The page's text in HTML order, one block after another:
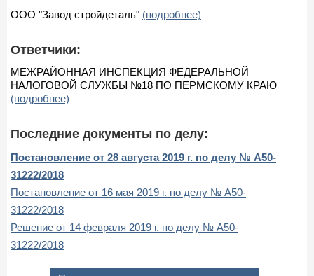
ООО "Завод стройдеталь" (подробнее)
Ответчики:
МЕЖРАЙОННАЯ ИНСПЕКЦИЯ ФЕДЕРАЛЬНОЙ
НАЛОГОВОЙ СЛУЖБЫ №18 ПО ПЕРМСКОМУ КРАЮ
(подробнее)
Последние документы по делу:
Постановление от 28 августа 2019 г. по делу № А50-
31222/2018
Постановление от 16 мая 2019 г. по делу № А50-
31222/2018
Решение от 14 февраля 2019 г. по делу № А50-
31222/2018